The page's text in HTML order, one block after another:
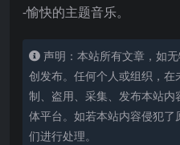
-愉快的主题音乐。
声明：本站所有文章，如
创发布。任何个人或组织，在
制、盗用、采集、发布本站
体平台。如若本站内容侵犯
们进行处理。